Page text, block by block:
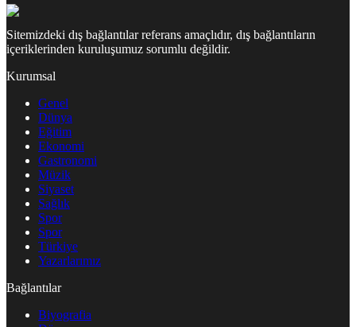
Sitemizdeki dış bağlantılar referans amaçlıdır, dış bağlantıların
içeriklerinden kuruluşumuz sorumlu değildir.
Kurumsal
Genel
Dünya
Eğitim
Ekonomi
Gastronomi
Müzik
Siyaset
Sağlık
Spor
Spor
Türkiye
Yazarlarımız
Bağlantılar
Biyografia